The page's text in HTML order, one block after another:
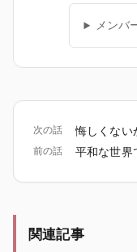
メンバ
次の話 悔しくない
前の話 平和な世界
関連記事